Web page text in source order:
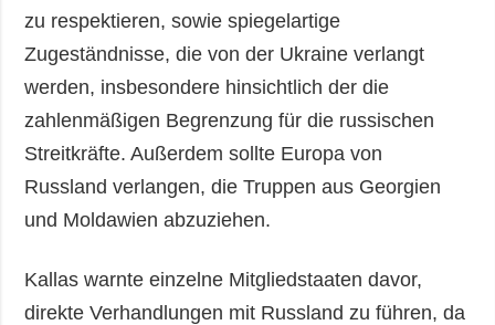
zu respektieren, sowie spiegelartige
Zugeständnisse, die von der Ukraine verlangt
werden, insbesondere hinsichtlich der die
zahlenmäßigen Begrenzung für die russischen
Streitkräfte. Außerdem sollte Europa von
Russland verlangen, die Truppen aus Georgien
und Moldawien abzuziehen.
Kallas warnte einzelne Mitgliedstaaten davor,
direkte Verhandlungen mit Russland zu führen, da